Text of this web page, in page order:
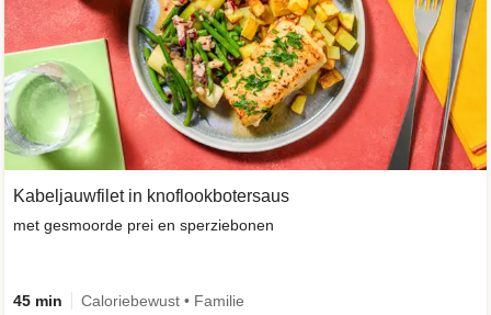
Kabeljauwfilet in knoflookbotersaus
met gesmoorde prei en sperziebonen
45 min Caloriebewust • Familie